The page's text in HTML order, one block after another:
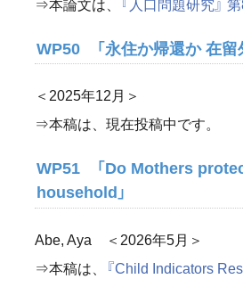
⇒本論文は、
『人口問題研究』
WP50 「永住か帰還か 在
＜2025年12月＞
⇒本稿は、現在投稿中です。
WP51 「Do Mothers
household」
Abe, Aya ＜2026年5月＞
⇒本稿は、
『Child Indicators